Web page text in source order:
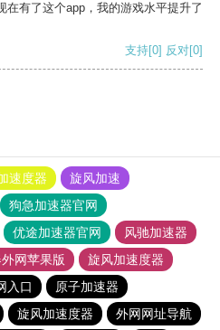
有了这个app，我的游戏水平提升了
支持[0] 反对[0]
速度器
旋风加速
狗急加速器官网
优途加速器官网
风驰加速器
网苹果版
旋风加速度器
入口
原子加速器
旋风加速度器
外网网址导航